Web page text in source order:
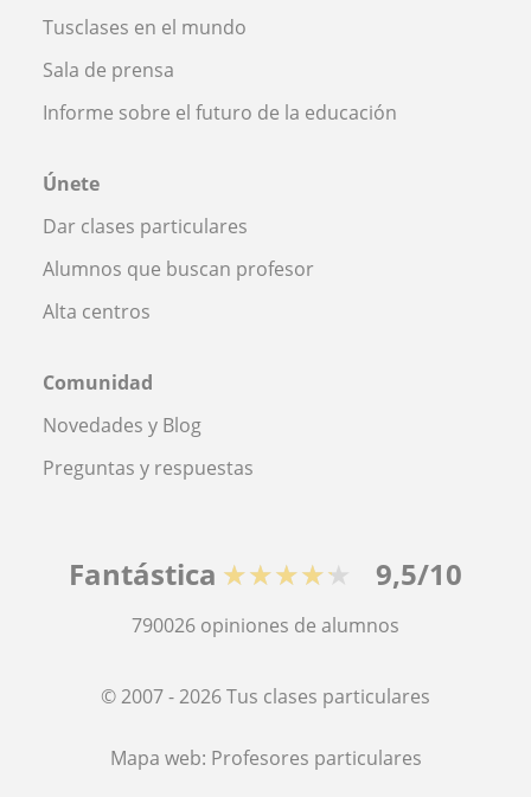
Tusclases en el mundo
Sala de prensa
Informe sobre el futuro de la educación
Únete
Dar clases particulares
Alumnos que buscan profesor
Alta centros
Comunidad
Novedades y Blog
Preguntas y respuestas
Fantástica ★★★★★ 9,5/10
790026 opiniones de alumnos
© 2007 - 2026 Tus clases particulares
Mapa web: Profesores particulares